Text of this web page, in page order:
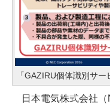
「GAZIRU個体識別サ
日本電気株式会社（